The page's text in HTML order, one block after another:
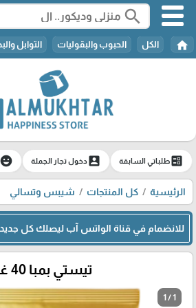
search
home الكل الحبوب والبقوليات التوابل
ballotطلباتي السابقة account_boxدخول تجار الجملة emoji_emotions
الرئيسية كل المنتجات شيبس وتسالي
للانضمام في قناة الواتس آب ليصلك كل
تيستي بمبا 40 غم
1 / 1